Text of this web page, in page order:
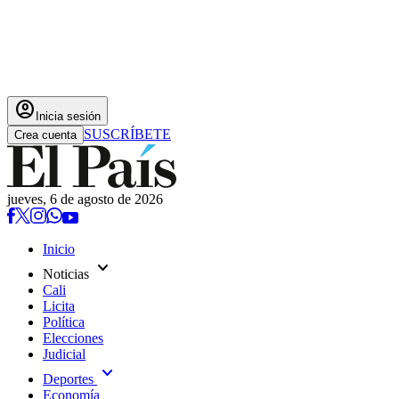
account_circle Inicia sesión
Crea cuenta SUSCRÍBETE
jueves, 6 de agosto de 2026
Inicio
Noticias expand_more
Cali
Licita
Política
Elecciones
Judicial
Deportes expand_more
Economía